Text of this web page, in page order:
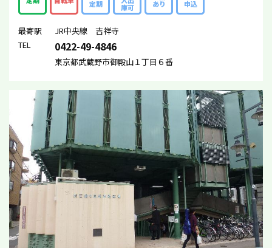
定期 庫可 あり 申込
最寄駅
JR中央線 吉祥寺
TEL
0422-49-4846
東京都武蔵野市御殿山１丁目６番